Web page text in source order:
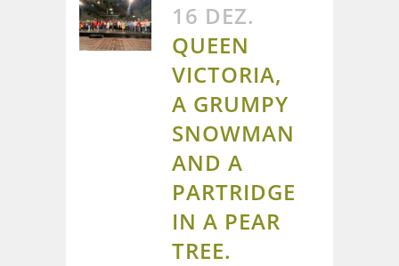
16 DEZ.
QUEEN
VICTORIA,
A GRUMPY
SNOWMAN
AND A
PARTRIDGE
IN A PEAR
TREE.